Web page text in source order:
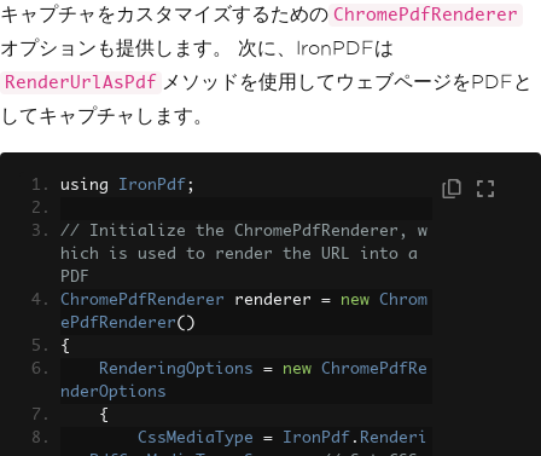
キャプチャをカスタマイズするための ChromePdfRenderer
オプションも提供します。 次に、IronPDFは
RenderUrlAsPdf メソッドを使用してウェブページをPDFと
してキャプチャします。
using IronPdf ;
// Initialize the ChromePdfRenderer, w
hich is used to render the URL into a
PDF
ChromePdfRenderer renderer = new
Chrom
ePdfRenderer()
{
RenderingOptions
= new
ChromePdfRe
nderOptions
{
CssMediaType
= IronPdf . Renderi